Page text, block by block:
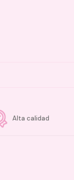
Alta calidad